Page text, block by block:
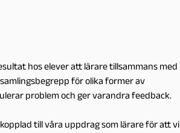
hos elever att lärare tillsammans med
för olika former av
problem och ger varandra feedback.
till våra uppdrag som lärare för att vi